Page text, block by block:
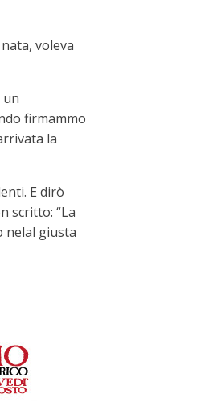
voleva
un
firmammo
la
E dirò
scritto: “La
nelal giusta